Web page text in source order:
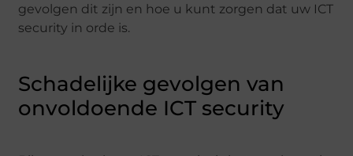
gevolgen dit zijn en hoe u kunt zorgen dat uw ICT
security in orde is.
Schadelijke gevolgen van
onvoldoende ICT security